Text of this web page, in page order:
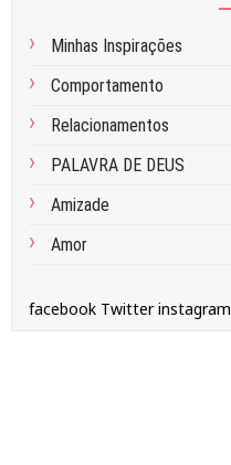
Minhas Inspirações
Comportamento
Relacionamentos
PALAVRA DE DEUS
Amizade
Amor
facebook Twitter instagram